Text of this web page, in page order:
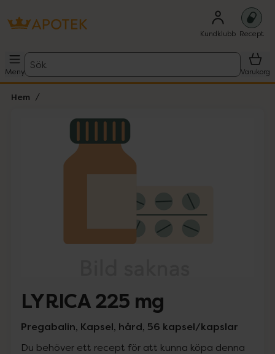
Kundklubb Recept
Meny
Sök
Varukorg
Hem
Lista: . Innehåller 1 objekt.
LYRICA 225 mg
Pregabalin, Kapsel, hård, 56 kapsel/kapslar
Du behöver ett recept för att kunna köpa denna